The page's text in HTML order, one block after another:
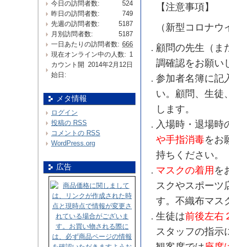
【注意事項】
（新型コロナ
顧問の先生（ま
調確認をお願い
参加者名簿に記
い。顧問、生徒
します。
入場時・退場時
や手指消毒をお
持ちください。
マスクの着用を
スクやスポーツ
す。不織布マス
生徒は前後左右
スタッフの指示
524
今日の訪問者数:
749
昨日の訪問者数:
5187
先週の訪問者数:
5187
月別訪問者数:
666
一日あたりの訪問者数:
1
現在オンライン中の人数:
2014年2月12日
カウント開
始日:
メタ情報
ログイン
投稿の RSS
コメントの RSS
WordPress.org
広告